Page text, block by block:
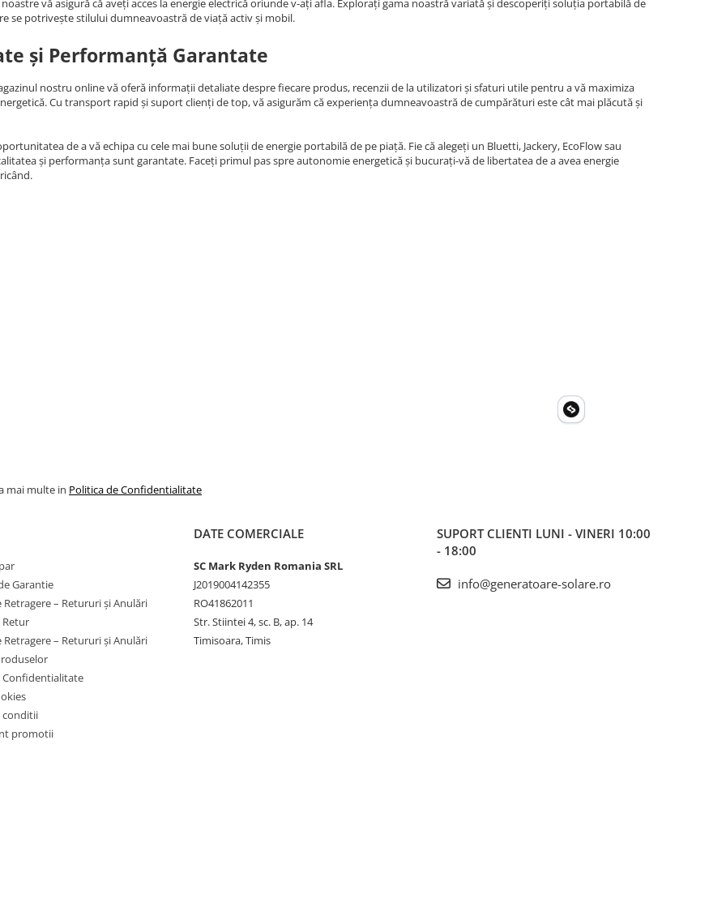
vă asigură că aveți acces la energie electrică oriunde v-ați afla. Explorați gama noastră variată și descoperiți soluția portabilă de
se potrivește stilului dumneavoastră de viață activ și mobil.
și Performanță Garantate
nostru online vă oferă informații detaliate despre fiecare produs, recenzii de la utilizatori și sfaturi utile pentru a vă maximiza
Cu transport rapid și suport clienți de top, vă asigurăm că experiența dumneavoastră de cumpărături este cât mai plăcută și
de a vă echipa cu cele mai bune soluții de energie portabilă de pe piață. Fie că alegeți un Bluetti, Jackery, EcoFlow sau
și performanța sunt garantate. Faceți primul pas spre autonomie energetică și bucurați-vă de libertatea de a avea energie
mai multe in Politica de Confidentialitate
Garantie
Retragere – Retururi și Anulări
Retur
Retragere – Retururi și Anulări
Confidentialitate
conditii
promotii
DATE COMERCIALE
SC Mark Ryden Romania SRL
J2019004142355
RO41862011
Str. Stiintei 4, sc. B, ap. 14
Timisoara, Timis
SUPORT CLIENTI LUNI - VINERI 10:00
- 18:00
info@generatoare-solare.ro